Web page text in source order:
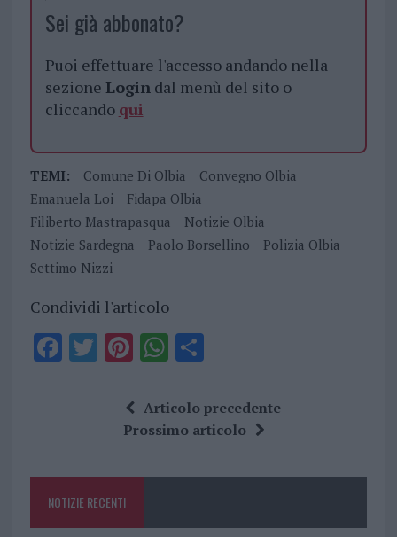
Sei già abbonato?
Puoi effettuare l'accesso andando nella
sezione Logindal menù del sito o
cliccando qui
TEMI: Comune Di Olbia
Convegno Olbia
Emanuela Loi
Fidapa Olbia
Filiberto Mastrapasqua
Notizie Olbia
Notizie Sardegna
Paolo Borsellino
Polizia Olbia
Settimo Nizzi
Condividi l'articolo
F
o
k
T Pi
te
re
W
at
s
p
S
a
re
Articolo precedente
Prossimo articolo
NOTIZIE RECENTI